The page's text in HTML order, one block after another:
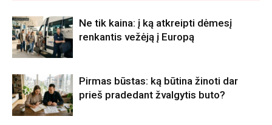
Ne tik kaina: į ką atkreipti dėmesį
renkantis vežėją į Europą
Pirmas būstas: ką būtina žinoti dar
prieš pradedant žvalgytis buto?